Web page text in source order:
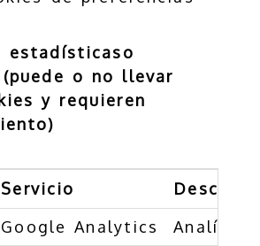
estadísticaso
o no llevar
y requieren
Servicio
Google Analytics
Analítica